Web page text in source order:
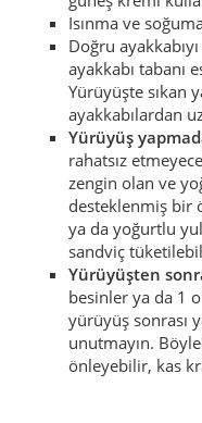
Isınma ve
Doğru
ayakkabı tabanı
Yürüyüşte sıkan
ayakkabılardan
Yürüyüş
rahatsız
zengin olan ve
desteklenmiş bir
ya da yoğurtlu
sandviç
Yürüyüşten
besinler ya da 1
yürüyüş sonrası
unutmayın.
önleyebilir, kas